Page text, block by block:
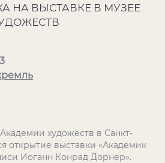
НА ВЫСТАВКЕ В МУЗЕЕ
художеств в Санкт-
открытие выставки «Академик
Иоганн Конрад Дорнер».